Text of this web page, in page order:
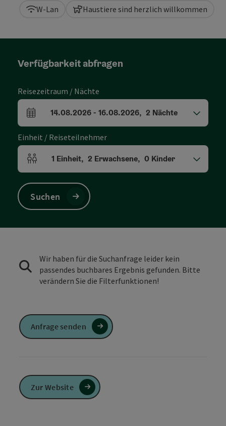
W-Lan Haustiere sind herzlich willkommen
Verfügbarkeit abfragen
Reisezeitraum / Nächte
An- und Abreisefelder
14.08.2026- 16.08.2026, 2 Nächte
Einheit / Reiseteilnehmer
Einheitenanzahl und Personenfelder
1 Einheit, 2 Erwachsene, 0 Kinder
Suchen
Wir haben für die Suchanfrage leider kein
passendes buchbares Ergebnis gefunden. Bitte
verändern Sie die Filterfunktionen!
Anfrage senden
Zur Website